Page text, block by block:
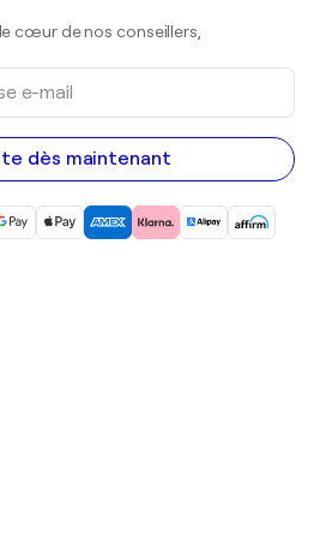
cœur de nos conseillers,
dès maintenant